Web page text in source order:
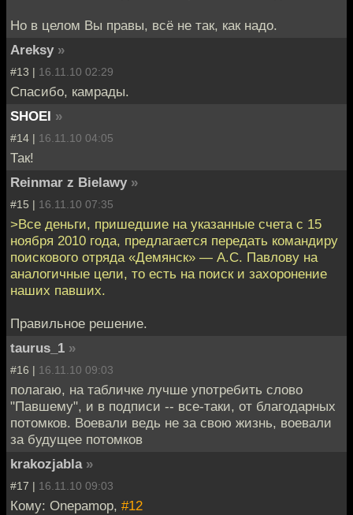
Но в целом Вы правы, всё не так, как надо.
Areksy »
#13 | 16.11.10 02:29
Спасибо, камрады.
SHOEI »
#14 | 16.11.10 04:05
Так!
Reinmar z Bielawy »
#15 | 16.11.10 07:35
>Все деньги, пришедшие на указанные счета с 15
ноября 2010 года, предлагается передать командиру
поискового отряда «Демянск» — А.С. Павлову на
аналогичные цели, то есть на поиск и захоронение
наших павших.
Правильное решение.
taurus_1 »
#16 | 16.11.10 09:03
полагаю, на табличке лучше употребить слово
"Павшему", и в подписи -- все-таки, от благодарных
потомков. Воевали ведь не за свою жизнь, воевали
за будущее потомков
krakozjabla »
#17 | 16.11.10 09:03
Кому: Onepamop, #12